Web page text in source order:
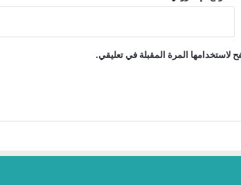
لاستخدامها المرة المقبلة في تعليقي.